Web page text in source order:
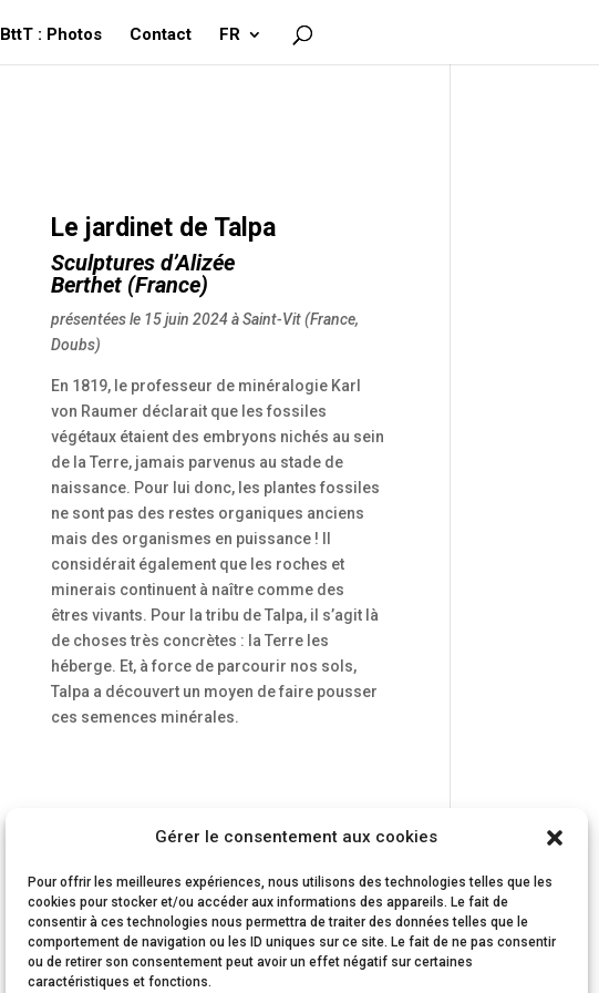
Gérer le consentement aux cookies
Pour offrir les meilleures expériences, nous utilisons des technologies telles que les
cookies pour stocker et/ou accéder aux informations des appareils. Le fait de
consentir à ces technologies nous permettra de traiter des données telles que le
comportement de navigation ou les ID uniques sur ce site. Le fait de ne pas consentir
ou de retirer son consentement peut avoir un effet négatif sur certaines
caractéristiques et fonctions.
BttT : Photos Contact FR
Le jardinet de Talpa
Sculptures d’Alizée
Berthet (France)
présentées le 15 juin 2024 à Saint-Vit (France,
Doubs)
En 1819, le professeur de minéralogie Karl
von Raumer déclarait que les fossiles
végétaux étaient des embryons nichés au sein
de la Terre, jamais parvenus au stade de
naissance. Pour lui donc, les plantes fossiles
ne sont pas des restes organiques anciens
mais des organismes en puissance ! Il
considérait également que les roches et
minerais continuent à naître comme des
êtres vivants. Pour la tribu de Talpa, il s’agit là
de choses très concrètes : la Terre les
héberge. Et, à force de parcourir nos sols,
Talpa a découvert un moyen de faire pousser
ces semences minérales.